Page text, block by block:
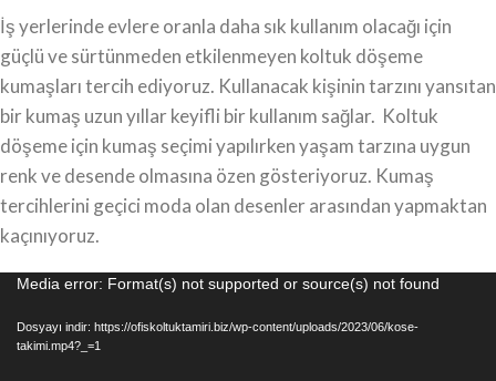
İş yerlerinde evlere oranla daha sık kullanım olacağı için
güçlü ve sürtünmeden etkilenmeyen koltuk döşeme
kumaşları tercih ediyoruz. Kullanacak kişinin tarzını yansıtan
bir kumaş uzun yıllar keyifli bir kullanım sağlar. Koltuk
döşeme için kumaş seçimi yapılırken yaşam tarzına uygun
renk ve desende olmasına özen gösteriyoruz. Kumaş
tercihlerini geçici moda olan desenler arasından yapmaktan
kaçınıyoruz.
Video
Media error: Format(s) not supported or source(s) not found
Dosyayı indir: https://ofiskoltuktamiri.biz/wp-content/uploads/2023/06/kose-
takimi.mp4?_=1